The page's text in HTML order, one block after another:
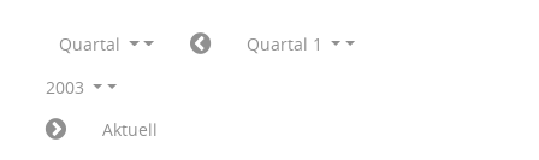
Quartal
Quartal 1
2003
Aktuell